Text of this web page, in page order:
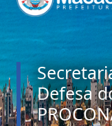
Defesa